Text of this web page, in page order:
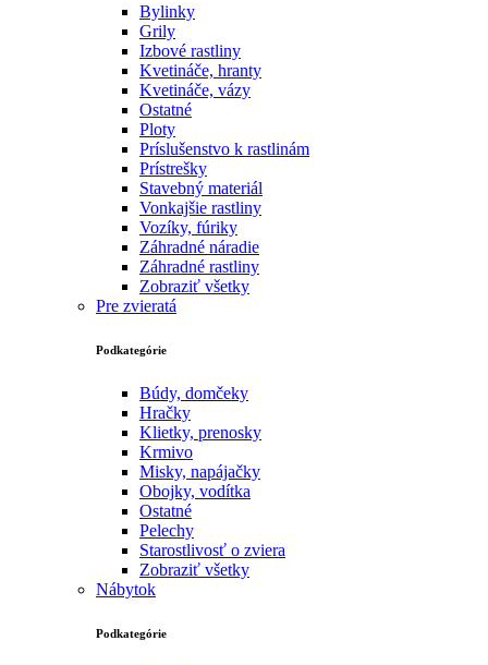
Bylinky
Grily
Izbové rastliny
Kvetináče, hranty
Kvetináče, vázy
Ostatné
Ploty
Príslušenstvo k rastlinám
Prístrešky
Stavebný materiál
Vonkajšie rastliny
Vozíky, fúriky
Záhradné náradie
Záhradné rastliny
Zobraziť všetky
Pre zvieratá
Podkategórie
Búdy, domčeky
Hračky
Klietky, prenosky
Krmivo
Misky, napájačky
Obojky, vodítka
Ostatné
Pelechy
Starostlivosť o zviera
Zobraziť všetky
Nábytok
Podkategórie